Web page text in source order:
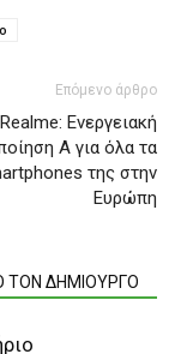
Επόμενο άρθρο
Realme: Ενεργειακή
Α για όλα τα
της στην
Ευρώπη
ΤΟΝ ΔΗΜΙΟΥΡΓΟ